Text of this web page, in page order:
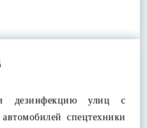
дезинфекцию улиц с
спецтехники